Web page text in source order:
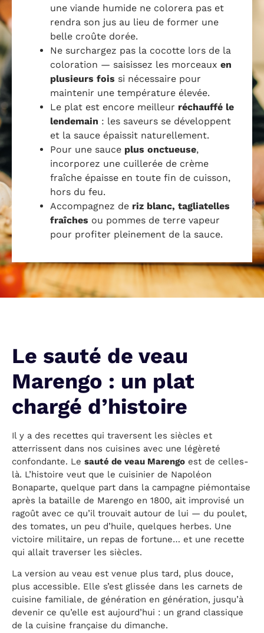
une viande humide ne colorera pas et
rendra son jus au lieu de former une
belle croûte dorée.
Ne surchargez pas la cocotte lors de la
coloration — saisissez les morceaux en
plusieurs fois si nécessaire pour
maintenir une température élevée.
Le plat est encore meilleur réchauffé le
lendemain : les saveurs se développent
et la sauce épaissit naturellement.
Pour une sauce plus onctueuse,
incorporez une cuillerée de crème
fraîche épaisse en toute fin de cuisson,
hors du feu.
Accompagnez de riz blanc, tagliatelles
fraîches ou pommes de terre vapeur
pour profiter pleinement de la sauce.
Le sauté de veau
Marengo : un plat
chargé d’histoire
Il y a des recettes qui traversent les siècles et
atterrissent dans nos cuisines avec une légèreté
confondante. Le sauté de veau Marengo est de celles-
là. L’histoire veut que le cuisinier de Napoléon
Bonaparte, quelque part dans la campagne piémontaise
après la bataille de Marengo en 1800, ait improvisé un
ragoût avec ce qu’il trouvait autour de lui — du poulet,
des tomates, un peu d’huile, quelques herbes. Une
victoire militaire, un repas de fortune… et une recette
qui allait traverser les siècles.
La version au veau est venue plus tard, plus douce,
plus accessible. Elle s’est glissée dans les carnets de
cuisine familiale, de génération en génération, jusqu’à
devenir ce qu’elle est aujourd’hui : un grand classique
de la cuisine française du dimanche.